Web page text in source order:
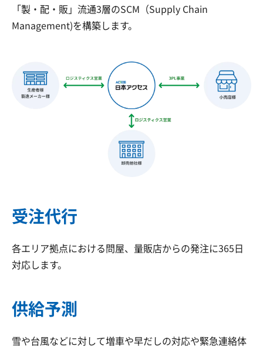
「製・配・販」流通3層のSCM（Supply Chain
Management)を構築します。
受注代行
各エリア拠点における問屋、量販店からの発注に365日
対応します。
供給予測
雪や台風などに対して増車や早だしの対応や緊急連絡体